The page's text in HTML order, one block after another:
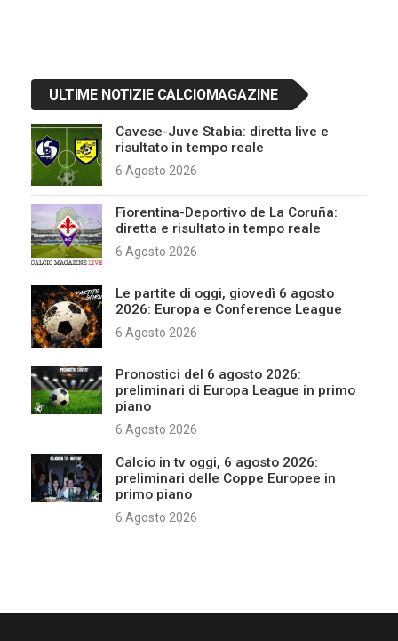
ULTIME NOTIZIE CALCIOMAGAZINE
Cavese-Juve Stabia: diretta live e
risultato in tempo reale
6 Agosto 2026
Fiorentina-Deportivo de La Coruña:
diretta e risultato in tempo reale
6 Agosto 2026
Le partite di oggi, giovedì 6 agosto
2026: Europa e Conference League
6 Agosto 2026
Pronostici del 6 agosto 2026:
preliminari di Europa League in primo
piano
6 Agosto 2026
Calcio in tv oggi, 6 agosto 2026:
preliminari delle Coppe Europee in
primo piano
6 Agosto 2026